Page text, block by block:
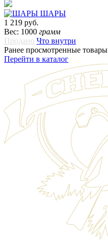
ШАРЫ
1 219 руб.
Вес: 1000 грамм
Продано Что внутри
Ранее просмотренные товары
Перейти в каталог